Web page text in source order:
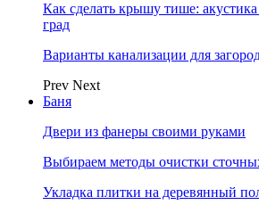
Как сделать крышу тише:
град
Варианты канализации для
Prev Next
Баня
Двери из фанеры своими руками
Выбираем методы очистки
Укладка плитки на деревянный